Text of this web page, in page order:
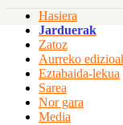
Hasiera
Jarduerak
Zatoz
Aurreko
Eztabaida-lekua
Sarea
Nor gara
Media